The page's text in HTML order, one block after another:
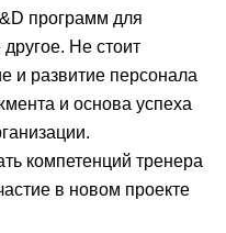
программ для
Не стоит
и развитие персонала
и основа успеха
компетенций тренера
в новом проекте